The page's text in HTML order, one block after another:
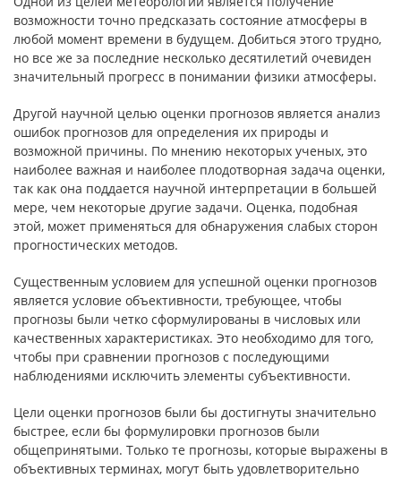
возможности точно предсказать состояние атмосферы в
любой момент времени в будущем. Добиться этого трудно,
но все же за последние несколько десятилетий очевиден
значительный прогресс в понимании физики атмосферы.
Другой научной целью оценки прогнозов является анализ
ошибок прогнозов для определения их природы и
возможной причины. По мнению некоторых ученых, это
наиболее важная и наиболее плодотворная задача оценки,
так как она поддается научной интерпретации в большей
мере, чем некоторые другие задачи. Оценка, подобная
этой, может применяться для обнаружения слабых сторон
прогностических методов.
Существенным условием для успешной оценки прогнозов
является условие объективности, требующее, чтобы
прогнозы были четко сформулированы в числовых или
качественных характеристиках. Это необходимо для того,
чтобы при сравнении прогнозов с последующими
наблюдениями исключить элементы субъективности.
Цели оценки прогнозов были бы достигнуты значительно
быстрее, если бы формулировки прогнозов были
общепринятыми. Только те прогнозы, которые выражены в
объективных терминах, могут быть удовлетворительно